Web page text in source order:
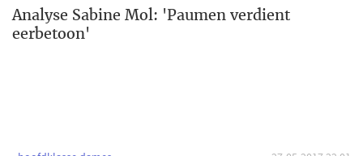
Analyse Sabine Mol: 'Paumen verdient
eerbetoon'